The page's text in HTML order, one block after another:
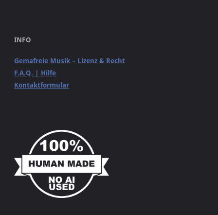
INFO
Gemafreie Musik – Lizenz & Recht
F.A.Q. | Hilfe
Kontaktformular